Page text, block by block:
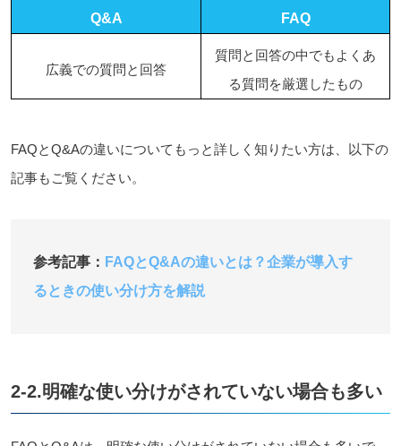
Q&A FAQ
広義での質問と回答
質問と回答の中でもよくあ
る質問を厳選したもの
FAQとQ&Aの違いについてもっと詳しく知りたい方は、以下の
記事もご覧ください。
参考記事： FAQとQ&Aの違いとは？企業が導入す
るときの使い分け方を解説
2-2.明確な使い分けがされていない場合も多い